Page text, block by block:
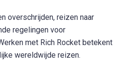
overschrijden, reizen naar
regelingen voor
met Rich Rocket betekent
wereldwijde reizen.